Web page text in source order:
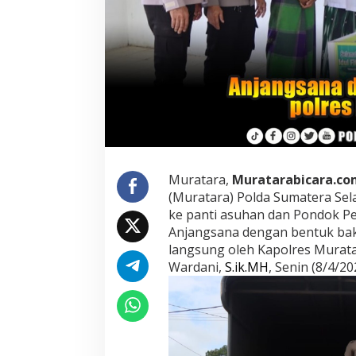
a
a
n
g
n
K
e
P
a
n
t
Muratara,
(Muratara) Polda Sumatera
ke panti asuhan dan Pondok
Anjangsana dengan bentuk
langsung oleh Kapolres
Wardani, S.ik.MH, Senin (8/4/
DPRD Musi Rawas Utara Gelar
Paripurna LKPJ Tahun 2025
21/04/2026
DPD PDI
Selatan Akan
Santun Dan
Di Politik, Sumsel | 06/